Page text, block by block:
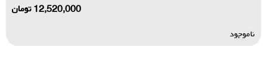
12,520,000تومان
ناموجود